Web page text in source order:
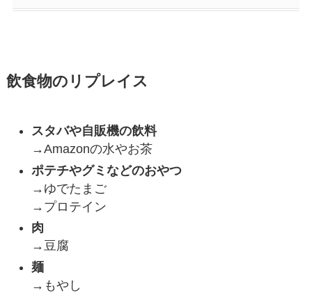
飲食物のリプレイス
スタバや自販機の飲料
→Amazonの水やお茶
ポテチやグミなどのおやつ
→ゆでたまご
→プロテイン
肉
→豆腐
麺
→もやし